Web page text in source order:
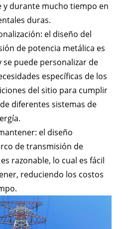
y durante mucho tiempo en
duras.
el diseño del
de potencia metálica es
se puede personalizar de
específicas de los
del sitio para cumplir
diferentes sistemas de
el diseño
de transmisión de
razonable, lo cual es fácil
reduciendo los costos